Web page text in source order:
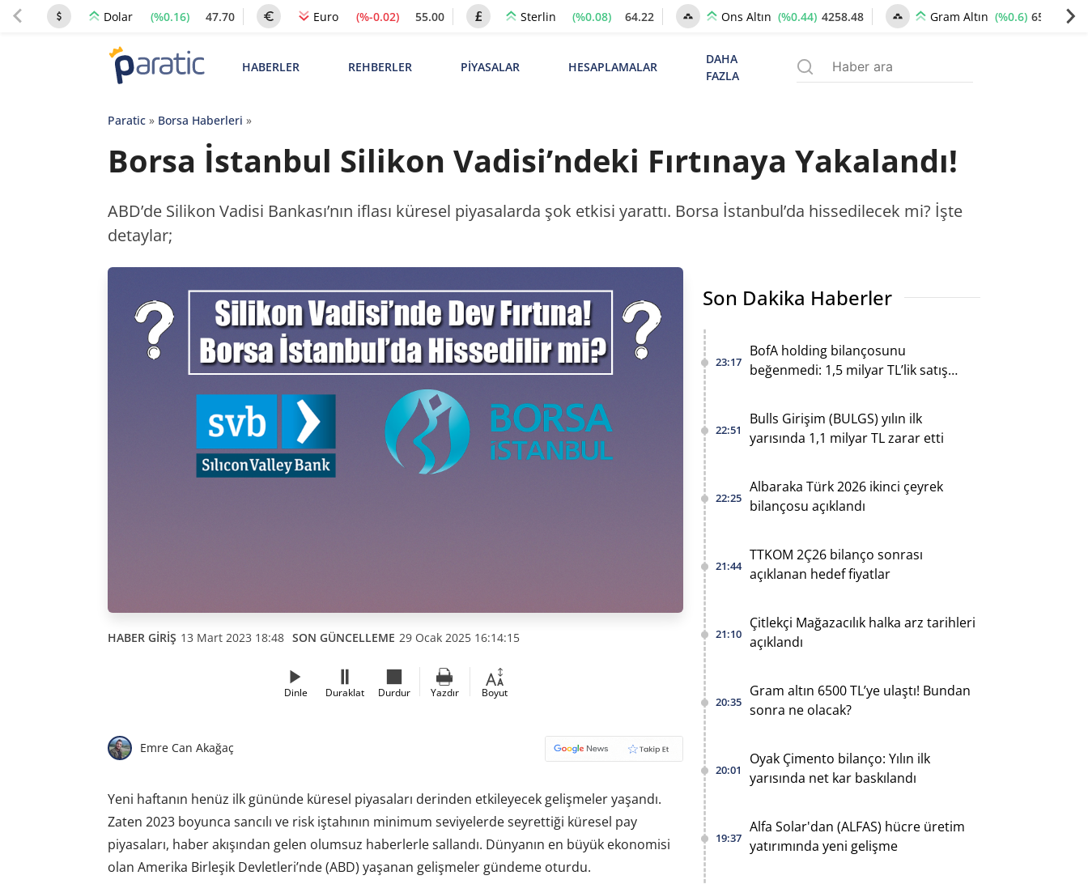
Dolar (%0.16) 47.70 Euro (%-0.02) 55.00 Sterlin (%0.08) 64.22 Ons Altın (%0.44) 4258.48 Gram Altın (%0.6) 6531.50
HABERLER REHBERLER PİYASALAR HESAPLAMALAR
DAHA
FAZLA
Paratic» Borsa Haberleri »
Borsa İstanbul Silikon Vadisi’ndeki Fırtınaya Yakalandı!
ABD’de Silikon Vadisi Bankası’nın iflası küresel piyasalarda şok etkisi yarattı. Borsa İstanbul’da hissedilecek mi? İşte
detaylar;
HABER GİRİŞ 13 Mart 2023 18:48 SON GÜNCELLEME 29 Ocak 2025 16:14:15
Dinle Duraklat Durdur Yazdır Boyut
Emre Can Akağaç
Yeni haftanın henüz ilk gününde küresel piyasaları derinden etkileyecek gelişmeler yaşandı.
Zaten 2023 boyunca sancılı ve risk iştahının minimum seviyelerde seyrettiği küresel pay
piyasaları, haber akışından gelen olumsuz haberlerle sallandı. Dünyanın en büyük ekonomisi
olan Amerika Birleşik Devletleri’nde (ABD) yaşanan gelişmeler gündeme oturdu.
Son Dakika Haberler
23:17
BofA holding bilançosunu
beğenmedi: 1,5 milyar TL’lik satış
22:51
Bulls Girişim (BULGS) yılın ilk
yarısında 1,1 milyar TL zarar etti
22:25
Albaraka Türk 2026 ikinci çeyrek
bilançosu açıklandı
21:44
TTKOM 2Ç26 bilanço sonrası
açıklanan hedef fiyatlar
21:10
Çitlekçi Mağazacılık halka arz tarihleri
açıklandı
20:35
Gram altın 6500 TL’ye ulaştı! Bundan
sonra ne olacak?
20:01
Oyak Çimento bilanço: Yılın ilk
yarısında net kar baskılandı
19:37
Alfa Solar'dan (ALFAS) hücre üretim
yatırımında yeni gelişme